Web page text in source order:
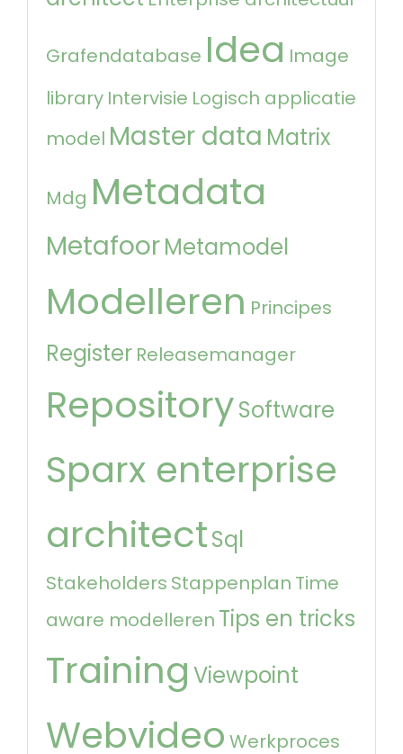
Grafendatabase Idea Image
library Intervisie Logisch applicatie
model Master data Matrix
Mdg Metadata
MetafoorMetamodel
Modelleren Principes
Register Releasemanager
RepositorySoftware
Sparx enterprise
architectSql
Stakeholders Stappenplan Time
aware modelleren Tips en tricks
Training Viewpoint
Webvideo Werkproces